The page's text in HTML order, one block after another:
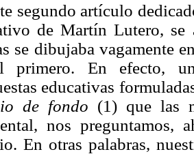
segundo artículo
de Martín Lutero, se
se dibujaba vagamente
primero. En efecto,
educativas
de fondo (1) que las
nos preguntamos,
En otras palabras,